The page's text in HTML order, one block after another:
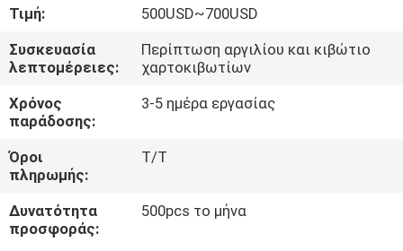
ΕΛΆΤΕ
ΣΕ
ΕΠΑΦΉ
ΜΕ
ΖΗΤΉΣΤΕ
ΈΝΑ
ΑΠΌΣΠΑΣΜΑ
Τιμή:
500USD~700USD
Συσκευασία
λεπτομέρειες:
Περίπτωση αργιλίου και κιβώτιο
χαρτοκιβωτίων
Χρόνος
παράδοσης:
3-5 ημέρα εργασίας
Όροι
πληρωμής:
T/T
Δυνατότητα
προσφοράς:
500pcs το μήνα